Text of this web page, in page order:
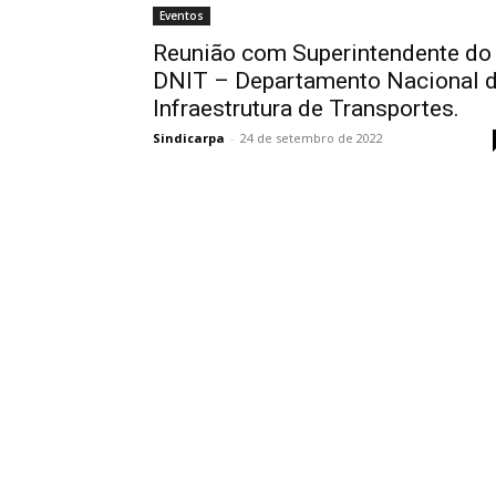
Eventos
Reunião com Superintendente do
DNIT – Departamento Nacional
Infraestrutura de Transportes.
Sindicarpa - 24 de setembro de 2022